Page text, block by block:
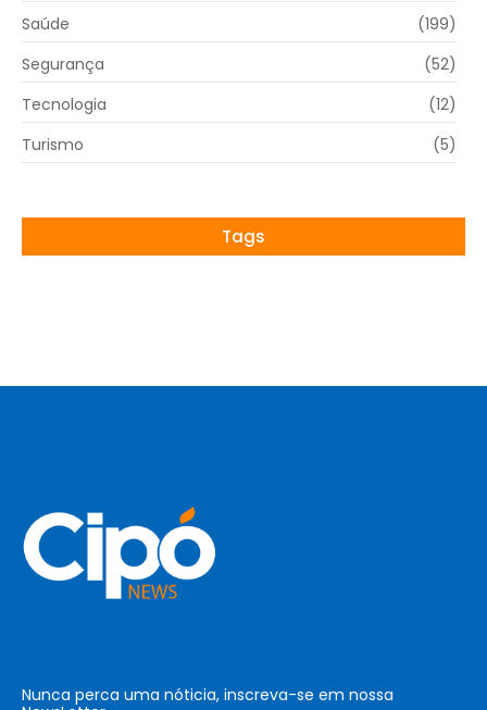
Saúde
(199)
Segurança
(52)
Tecnologia
(12)
Turismo
(5)
Tags
Nunca perca uma nóticia, inscreva-se em nossa